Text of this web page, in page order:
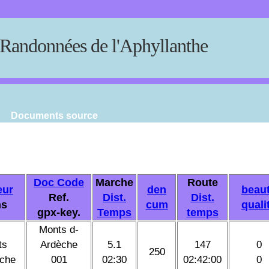
de l'Aphyllanthe
Documents source
Doc Code
Ref.
gpx-key.
Marche
Dist.
Temps
den
cum
Route
Dist.
temps
Monts d-
Ardèche
001
5.1
02:30
250
147
02:42:00
0
0